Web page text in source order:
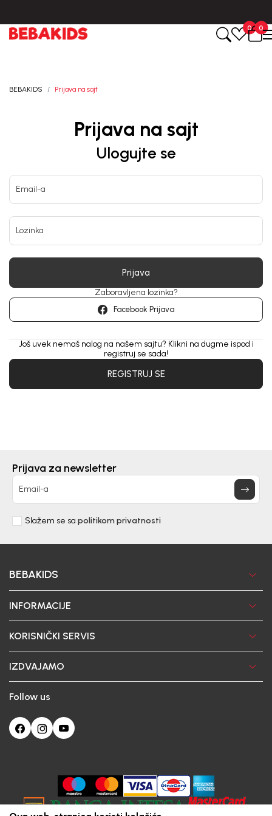
0
0
BEBAKIDS Prijava na sajt
Prijava na sajt
Ulogujte se
Email-a
Lozinka
Prijava
Zaboravljena lozinka?
Facebook Prijava
Još uvek nemaš nalog na našem sajtu? Klikni na dugme ispod i
registruj se sada!
REGISTRUJ SE
Prijava za newsletter
Email-a
Slažem se sa politikom privatnosti
BEBAKIDS
INFORMACIJE
KORISNIČKI SERVIS
IZDVAJAMO
Follow us